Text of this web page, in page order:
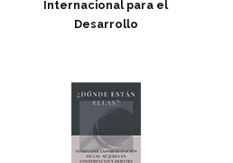
Internacional para el
Desarrollo